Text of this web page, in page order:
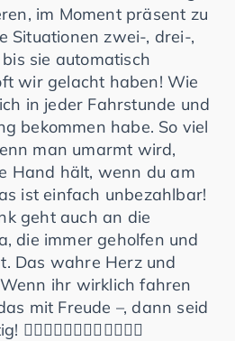
im Moment präsent zu
Situationen zwei-, drei-,
sie automatisch
wir gelacht haben! Wie
in jeder Fahrstunde und
bekommen habe. So viel
man umarmt wird,
Hand hält, wenn du am
ist einfach unbezahlbar!
geht auch an die
die immer geholfen und
Das wahre Herz und
ihr wirklich fahren
mit Freude –, dann seid